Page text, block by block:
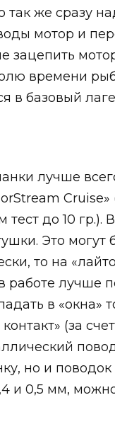
так же сразу
мотор и
зацепить
времени
базовый
лучше
до 10
Это могут
то на
лучше
в «окна»
(за
но и
и 0,5 мм,